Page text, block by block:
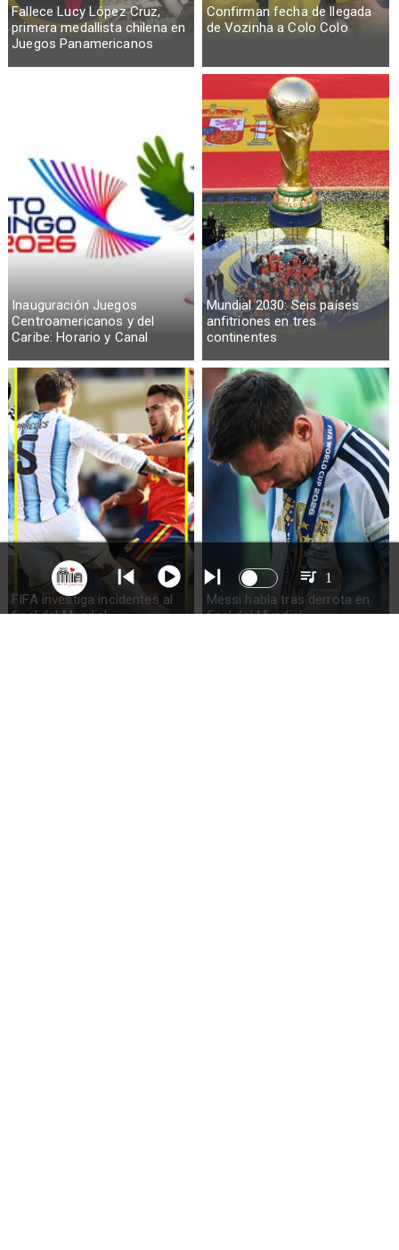
Fallece Lucy López Cruz,
primera medallista chilena en
Juegos Panamericanos
Confirman fecha de llegada
de Vozinha a Colo Colo
Inauguración Juegos
Centroamericanos y del
Caribe: Horario y Canal
Mundial 2030: Seis países
anfitriones en tres
continentes
FIFA investiga incidentes al
final del Mundial
Messi habla tras derrota en
final del Mundial
1